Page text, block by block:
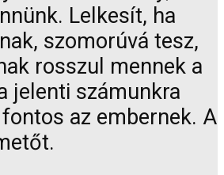
Lelkesít, ha
szomorúvá tesz,
rosszul mennek a
jelenti számunkra
az embernek. A